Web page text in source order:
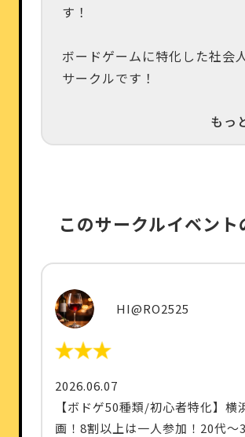
す！
ボードゲームに特化した社会
サークルです！
もっ
このサークルイベント
HI@RO2525
2026.06.07
【ボドゲ50種類/初心者特化】横
画！8割以上は一人参加！20代〜